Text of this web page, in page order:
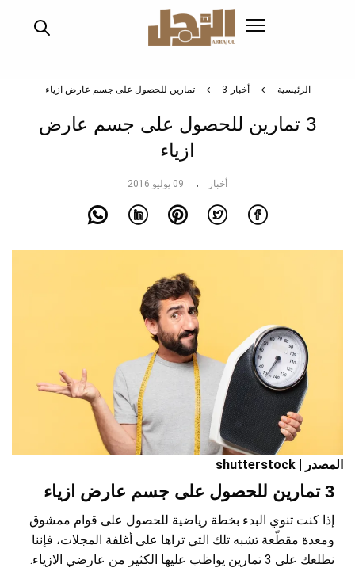
الرئيسية أخبار 3 تمارين للحصول على جسم عارض ازياء
3 تمارين للحصول على جسم عارض
ازياء
أخبار 09 يوليو 2016
المصدر | shutterstock
3 تمارين للحصول على جسم عارض ازياء
إذا كنت تنوي البدء بخطة رياضية للحصول على قوام ممشوق
ومعدة مقطّعة تشبه تلك التي تراها على أغلفة المجلات، فإننا
نطلعك على 3 تمارين يواظب عليها الكثير من عارضي الازياء.